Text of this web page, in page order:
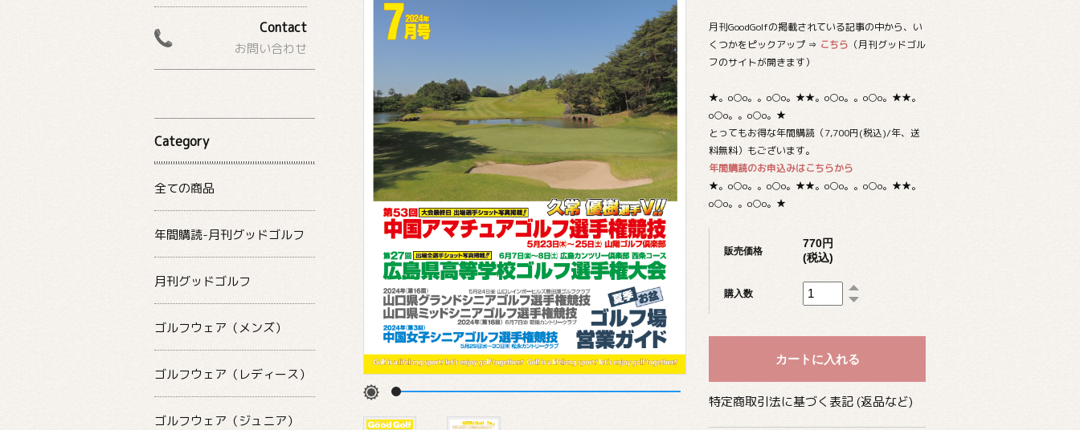
月刊GoodGolfの掲載されている記事の中から、い
くつかをピックアップ ⇒ こちら （月刊グッドゴル
フのサイトが開きます）
★。o○o。。o○o。★★。o○o。。o○o。★★。
o○o。。o○o。★
とってもお得な年間購読（7,700円(税込)/年、送
料無料）もございます。
年間購読のお申込みはこちらから
★。o○o。。o○o。★★。o○o。。o○o。★★。
o○o。。o○o。★
販売価格
770円
(税込)
購入数
特定商取引法に基づく表記 (返品など)
Contact
お問い合わせ
Category
全ての商品
年間購読-月刊グッドゴルフ
月刊グッドゴルフ
ゴルフウェア（メンズ）
ゴルフウェア（レディース）
ゴルフウェア（ジュニア）